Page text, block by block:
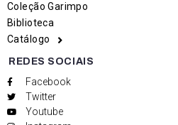
Coleção Garimpo
Biblioteca
Catálogo
REDES SOCIAIS
Facebook
Twitter
Youtube